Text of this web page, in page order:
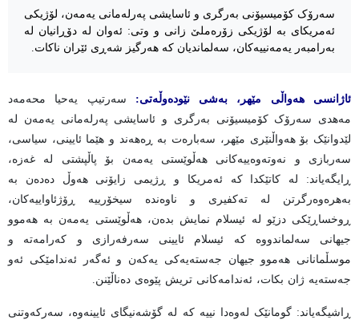
سەرۆک کۆمیسیۆنی بەرگری و ئاسایشی پەرلەمانی یەمەن، لۆژیکی
ئەمریکای بە لۆژیکی زۆرەملێ زانی و وتی: ئەوان لە دۆڕانیان لە
بەرامبەر یەمەنییەکان، سەلماندیان کە هەرگیز شەڕی ئێران ناکات.
ئاژانسی هەواڵی مێهر، بەشی نێودەوڵەتی: سەرتیپ یەحیا محەمەد
مەهدی سەرۆک کۆمیسیۆنی بەرگری و ئاسایشی پەرلەمانی یەمەن لە
لێدوانێک بۆ هەواڵنێری مێهر، سەبارەت بە ڕەهەند و هێما ئایینی، سیاسی،
سەربازی و نەوتەوەییەکانی هەڵوێستی یەمەن بۆ پاڵپشتی لە غەزە،
ڕایگەیاند: لە کاتێکدا کە ئەمریکا و ڕژیمی زایۆنی هەوڵ دەدەن بە
بەهرەوەرگرتن لە تەکفیری و ناوەندە سیخۆرییە ڕۆژئاواییەکان،
ڕوخساڕێکی دزێو لە ئیسلام نمایش بدەن، هەڵوێستی یەمەن بە هەموو
جیهانی سەلماندووە کە ئیسلام ئایینی سەرفەرازی و کەرامەتە و
موسڵمانانی هەموو جیهان جەستەیەکی یەکەن و ئەگەر ئەندامێکی ئەو
جەستەیە ژان بکات، ئەندامەکانی تریش پێوەی دەناڵێنن.
ڕاشیگەیاند: گومانێک لەوەدا نییە کە لە گۆشەنیگای ئایینەوە، سەرکەوتنی